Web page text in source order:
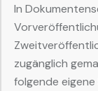
In
zugänglich
folgende